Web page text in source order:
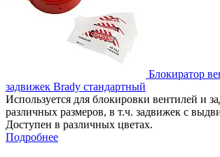
Блокиратор
задвижек Brady стандартный
Используется для блокировки вентилей и
различных размеров, в т.ч. задвижек с
Доступен в различных цветах.
Подробнее